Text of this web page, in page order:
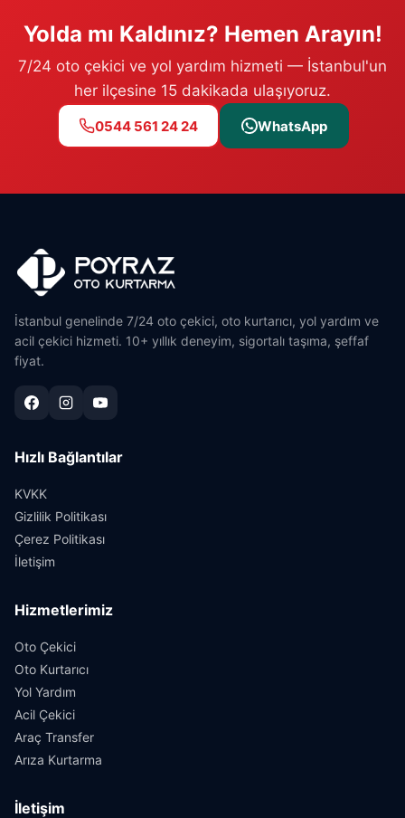
Yolda mı Kaldınız? Hemen Arayın!
7/24 oto çekici ve yol yardım hizmeti — İstanbul'un
her ilçesine 15 dakikada ulaşıyoruz.
0544 561 24 24 WhatsApp
İstanbul genelinde 7/24 oto çekici, oto kurtarıcı, yol yardım ve
acil çekici hizmeti. 10+ yıllık deneyim, sigortalı taşıma, şeffaf
fiyat.
Hızlı Bağlantılar
KVKK
Gizlilik Politikası
Çerez Politikası
İletişim
Hizmetlerimiz
Oto Çekici
Oto Kurtarıcı
Yol Yardım
Acil Çekici
Araç Transfer
Arıza Kurtarma
İletişim